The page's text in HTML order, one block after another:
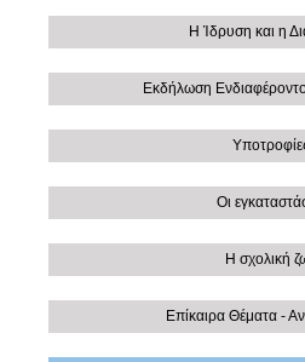
Η Ίδρυση και η
Εκδήλωση
Οι
Η σχολική
Επίκαιρα Θέματα -